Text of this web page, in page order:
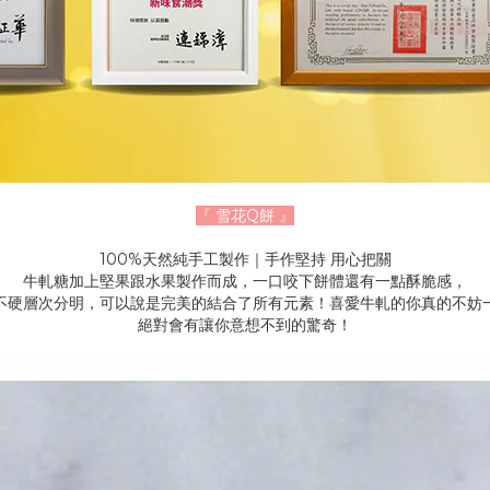
『 雪花Q餅 』
100%天然純手工製作｜手作堅持 用心把關
牛軋糖加上堅果跟水果製作而成，一口咬下餅體還有一點酥脆感，
硬層次分明，可以說是完美的結合了所有元素！喜愛牛軋的你真的不妨
絕對會有讓你意想不到的驚奇！